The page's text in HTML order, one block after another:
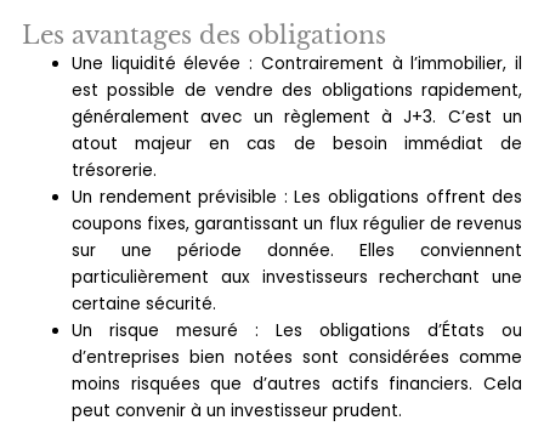
Les avantages des obligations
Une liquidité élevée : Contrairement à l’immobilier, il
est possible de vendre des obligations rapidement,
généralement avec un règlement à J+3. C’est un
atout majeur en cas de besoin immédiat de
trésorerie.
Un rendement prévisible : Les obligations offrent des
coupons fixes, garantissant un flux régulier de revenus
sur une période donnée. Elles conviennent
particulièrement aux investisseurs recherchant une
certaine sécurité.
Un risque mesuré : Les obligations d’États ou
d’entreprises bien notées sont considérées comme
moins risquées que d’autres actifs financiers. Cela
peut convenir à un investisseur prudent.